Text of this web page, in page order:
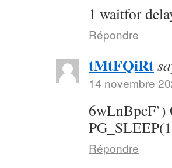
1 waitfor
Répondre
tMtFQiRt
14 novembre
Répondre